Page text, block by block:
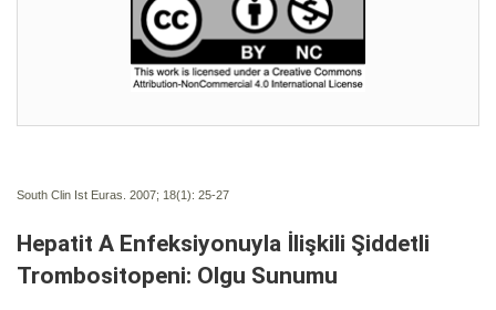
South Clin Ist Euras. 2007; 18(1): 25-27
Hepatit A Enfeksiyonuyla İlişkili Şiddetli
Trombositopeni: Olgu Sunumu